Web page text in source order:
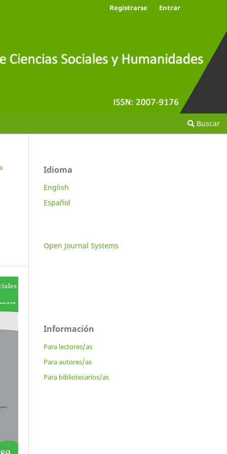
Buscar
Registrarse Entrar
Idioma
English
Español
Open Journal Systems
Información
Para lectores/as
Para autores/as
Para bibliotecarios/as